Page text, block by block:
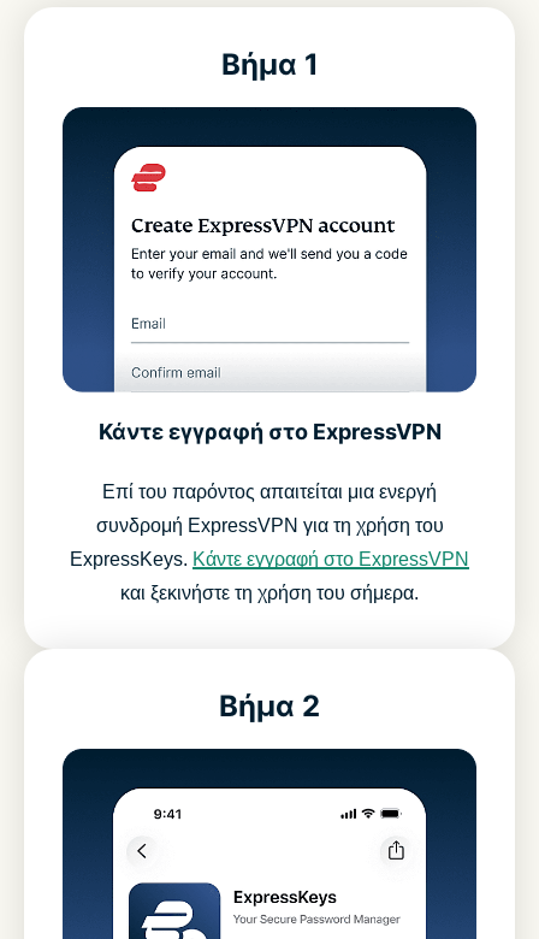
Βήμα 1
Κάντε εγγραφή στο ExpressVPN
Επί του παρόντος απαιτείται μια ενεργή
συνδρομή ExpressVPN για τη χρήση του
ExpressKeys. Κάντε εγγραφή στο ExpressVPN
και ξεκινήστε τη χρήση του σήμερα.
Βήμα 2